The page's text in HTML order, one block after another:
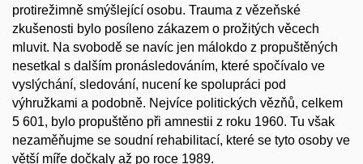
protirežimně smýšlející osobu. Trauma z vězeňské
zkušenosti bylo posíleno zákazem o prožitých věcech
mluvit. Na svobodě se navíc jen málokdo z propuštěných
nesetkal s dalším pronásledováním, které spočívalo ve
vyslýchání, sledování, nucení ke spolupráci pod
výhružkami a podobně. Nejvíce politických vězňů, celkem
5 601, bylo propuštěno při amnestii z roku 1960. Tu však
nezaměňujme se soudní rehabilitací, které se tyto osoby ve
větší míře dočkaly až po roce 1989.